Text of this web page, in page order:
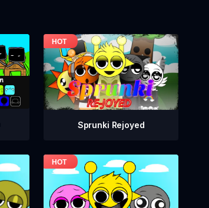
Sprunki Rejoyed